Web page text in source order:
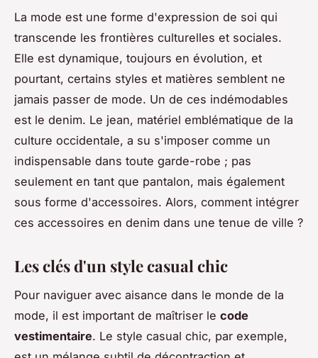
La mode est une forme d'expression de soi qui
transcende les frontières culturelles et sociales.
Elle est dynamique, toujours en évolution, et
pourtant, certains styles et matières semblent ne
jamais passer de mode. Un de ces indémodables
est le denim. Le jean, matériel emblématique de la
culture occidentale, a su s'imposer comme un
indispensable dans toute garde-robe ; pas
seulement en tant que pantalon, mais également
sous forme d'accessoires. Alors, comment intégrer
ces accessoires en denim dans une tenue de ville ?
Les clés d'un style casual chic
Pour naviguer avec aisance dans le monde de la
mode, il est important de maîtriser le code
vestimentaire. Le style casual chic, par exemple,